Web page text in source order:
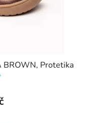
BROWN, Protetika